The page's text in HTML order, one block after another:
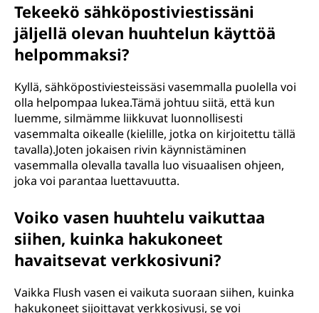
Tekeekö sähköpostiviestissäni
jäljellä olevan huuhtelun käyttöä
helpommaksi?
Kyllä, sähköpostiviesteissäsi vasemmalla puolella voi
olla helpompaa lukea.Tämä johtuu siitä, että kun
luemme, silmämme liikkuvat luonnollisesti
vasemmalta oikealle (kielille, jotka on kirjoitettu tällä
tavalla).Joten jokaisen rivin käynnistäminen
vasemmalla olevalla tavalla luo visuaalisen ohjeen,
joka voi parantaa luettavuutta.
Voiko vasen huuhtelu vaikuttaa
siihen, kuinka hakukoneet
havaitsevat verkkosivuni?
Vaikka Flush vasen ei vaikuta suoraan siihen, kuinka
hakukoneet sijoittavat verkkosivusi, se voi